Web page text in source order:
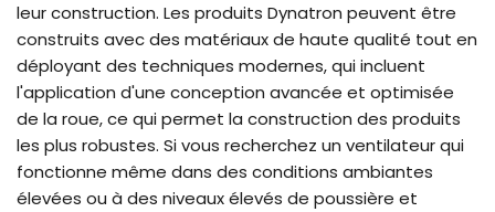
leur construction. Les produits Dynatron peuvent être
construits avec des matériaux de haute qualité tout en
déployant des techniques modernes, qui incluent
l'application d'une conception avancée et optimisée
de la roue, ce qui permet la construction des produits
les plus robustes. Si vous recherchez un ventilateur qui
fonctionne même dans des conditions ambiantes
élevées ou à des niveaux élevés de poussière et